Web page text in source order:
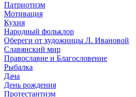
Патриотизм
Мотивация
Кухня
Народный фольклор
Обереги от художницы Л. Ивановой
Славянский мир
Православие и Благословение
Рыбалка
Дача
День рождения
Протестантизм